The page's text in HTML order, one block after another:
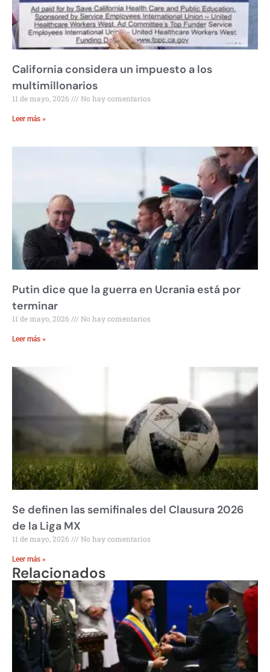
California considera un impuesto a los
multimillonarios
11 de mayo, 2026 No hay comentarios
Leer más »
Putin dice que la guerra en Ucrania está por
terminar
11 de mayo, 2026 No hay comentarios
Leer más »
Se definen las semifinales del Clausura 2026
de la Liga MX
11 de mayo, 2026 No hay comentarios
Leer más »
Relacionados